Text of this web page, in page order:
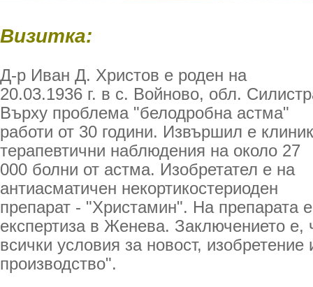
Визитка:
Д-р Иван Д. Христов е роден на
20.03.1936 г. в с. Войново, обл.
Върху проблема "белодробна астма"
работи от 30 години. Извършил е
терапевтични наблюдения на около 27
000 болни от астма. Изобретател е на
антиасматичен некортикостериоден
препарат - "Христамин". На препарата
експертиза в Женева. Заключението е,
всички условия за новост,
производство".